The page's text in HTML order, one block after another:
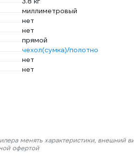
миллиметровый
нет
нет
прямой
чехол(сумка)/полотно
нет
нет
менять характеристики, внешний
офертой